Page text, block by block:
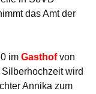
das Amt der
im Gasthofvon
wird
Annika zum